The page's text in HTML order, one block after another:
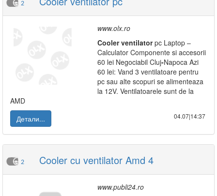
2
www.olx.ro
Cooler ventilatorpc Laptop –
Calculator Componente si accesorii
60 lei Negociabil Cluj-Napoca Azi
60 lei: Vand 3 ventilatoare pentru
pc sau alte scopuri se alimenteaza
la 12V. Ventilatoarele sunt de la
AMD
Детали...
04.07|14:37
2 Cooler cu ventilator Amd 4
www.publi24.ro